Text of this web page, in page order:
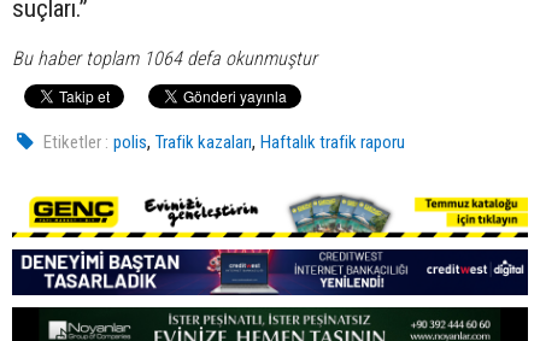
suçları.”
Bu haber toplam 1064 defa okunmuştur
Etiketler : polis,Trafik kazaları,Haftalık trafik raporu